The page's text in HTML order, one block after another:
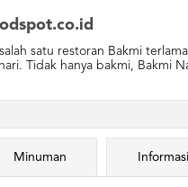
satu restoran Bakmi
Tidak hanya bakmi, Bakmi
Minuman Informasi